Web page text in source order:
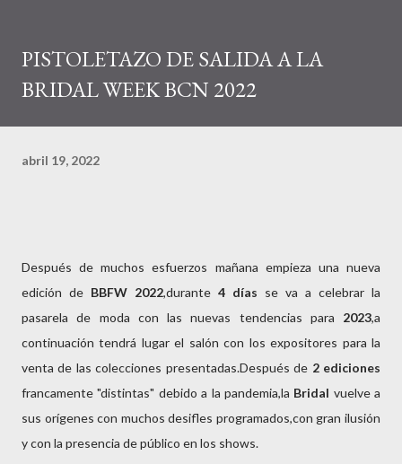
PISTOLETAZO DE SALIDA A LA
BRIDAL WEEK BCN 2022
abril 19, 2022
Después de muchos esfuerzos mañana empieza una nueva
edición de BBFW 2022,durante 4 días se va a celebrar la
pasarela de moda con las nuevas tendencias para 2023,a
continuación tendrá lugar el salón con los expositores para la
venta de las colecciones presentadas.Después de 2 ediciones
francamente "distintas" debido a la pandemia,la Bridal vuelve a
sus orígenes con muchos desifles programados,con gran ilusión
y con la presencia de público en los shows.